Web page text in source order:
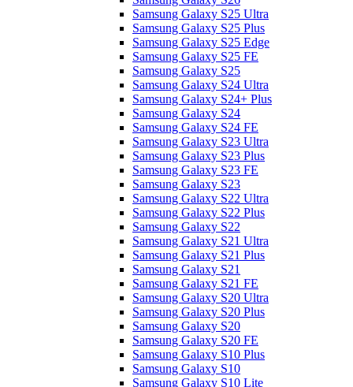
Samsung Galaxy S25 Ultra
Samsung Galaxy S25 Plus
Samsung Galaxy S25 Edge
Samsung Galaxy S25 FE
Samsung Galaxy S25
Samsung Galaxy S24 Ultra
Samsung Galaxy S24+ Plus
Samsung Galaxy S24
Samsung Galaxy S24 FE
Samsung Galaxy S23 Ultra
Samsung Galaxy S23 Plus
Samsung Galaxy S23 FE
Samsung Galaxy S23
Samsung Galaxy S22 Ultra
Samsung Galaxy S22 Plus
Samsung Galaxy S22
Samsung Galaxy S21 Ultra
Samsung Galaxy S21 Plus
Samsung Galaxy S21
Samsung Galaxy S21 FE
Samsung Galaxy S20 Ultra
Samsung Galaxy S20 Plus
Samsung Galaxy S20
Samsung Galaxy S20 FE
Samsung Galaxy S10 Plus
Samsung Galaxy S10
Samsung Galaxy S10 Lite